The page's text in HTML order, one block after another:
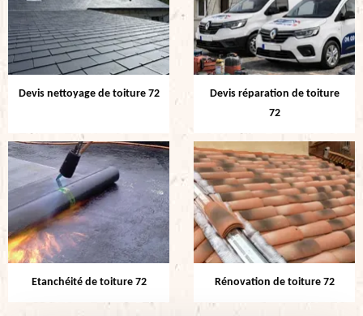
Devis nettoyage de toiture 72
Devis réparation de toiture
72
Etanchéité de toiture 72 Rénovation de toiture 72